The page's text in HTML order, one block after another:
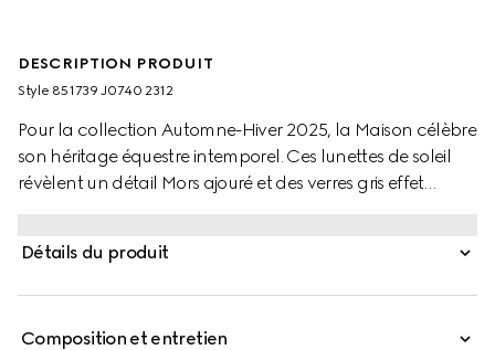
DESCRIPTION PRODUIT
Style ‎851739 J0740 2312
Pour la collection Automne-Hiver 2025, la Maison célèbre
son héritage équestre intemporel. Ces lunettes de soleil
révèlent un détail Mors ajouré et des verres gris effet
Détails du produit
Composition et entretien